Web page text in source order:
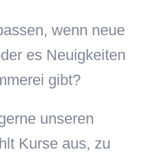
wenn neue
es Neuigkeiten
gibt?
unseren
Kurse aus, zu